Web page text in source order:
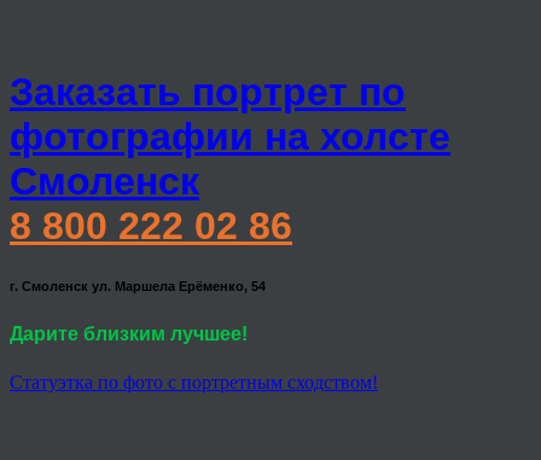
Заказать портрет по
фотографии на холсте
Смоленск
8 800 222 02 86
г. Смоленск ул. Маршела Ерёменко, 54
Дарите близким лучшее!
Статуэтка по фото с портретным сходством!